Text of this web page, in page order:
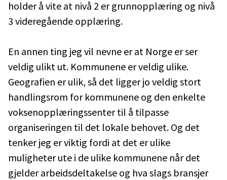
holder å vite at nivå 2 er grunnopplæring og nivå
3 videregående opplæring.
En annen ting jeg vil nevne er at Norge er ser
veldig ulikt ut. Kommunene er veldig ulike.
Geografien er ulik, så det ligger jo veldig stort
handlingsrom for kommunene og den enkelte
voksenopplæringssenter til å tilpasse
organiseringen til det lokale behovet. Og det
tenker jeg er viktig fordi at det er ulike
muligheter ute i de ulike kommunene når det
gjelder arbeidsdeltakelse og hva slags bransjer